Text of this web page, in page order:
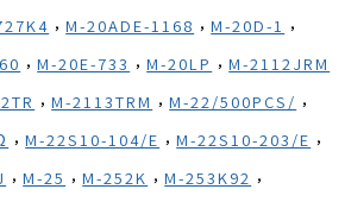
, M-20ADE-1168 , M-20D-1 ,
, M-20E-733 , M-20LP , M-2112JRM
, M-2113TRM , M-22/500PCS/ ,
, M-22S10-104/E , M-22S10-203/E ,
, M-25 , M-252K , M-253K92 ,